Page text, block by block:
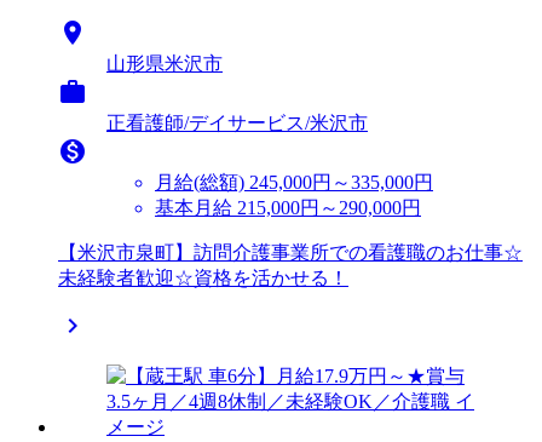

山形県米沢市

正看護師/デイサービス/米沢市

月給(総額) 245,000円～335,000円
基本月給 215,000円～290,000円
【米沢市泉町】訪問介護事業所での看護職のお仕事☆
未経験者歓迎☆資格を活かせる！
